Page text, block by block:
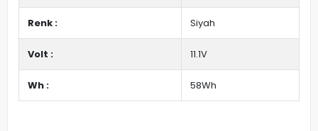
Renk : Siyah
Volt : 11.1V
Wh : 58Wh